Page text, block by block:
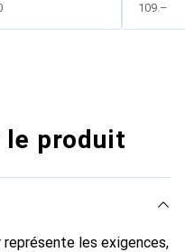
CHF
109.–
le produit
les exigences,